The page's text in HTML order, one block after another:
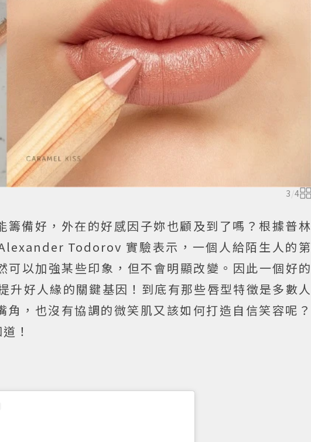
3 /4
籌備好，外在的好感因子妳也顧及到了嗎？根據普林
Todorov 實驗表示，一個人給陌生人的第
以加強某些印象，但不會明顯改變。因此一個好的
升好人緣的關鍵基因！到底有那些唇型特徵是多數人
，也沒有協調的微笑肌又該如何打造自信笑容呢？
！